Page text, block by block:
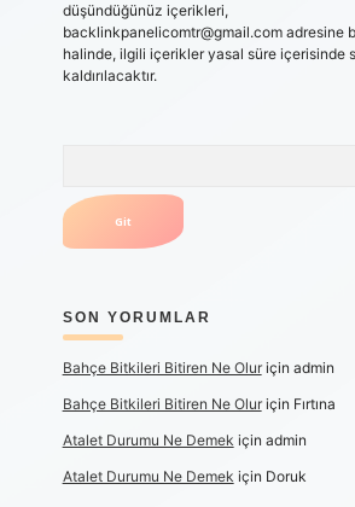
düşündüğünüz içerikleri,
backlinkpanelicomtr@gmail.comadresine
halinde, ilgili içerikler yasal süre içerisinde
kaldırılacaktır.
SON YORUMLAR
Bahçe Bitkileri Bitiren Ne Oluriçin admin
Bahçe Bitkileri Bitiren Ne Oluriçin Fırtına
Atalet Durumu Ne Demek için admin
Atalet Durumu Ne Demek için Doruk